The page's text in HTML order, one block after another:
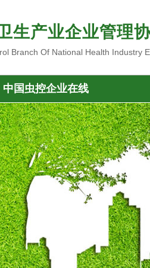
生产业企业管理
Branch Of National Health Industry
中国虫控企业在线